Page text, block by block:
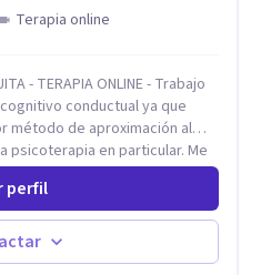
Terapia online
- TERAPIA ONLINE - Trabajo
conductual ya que
método de aproximación al
psicoterapia en particular. Me
conductual por los que una
transitando,
patrones cognitivos y
específicas como trastornos
crisis vitales y procesos
perfil